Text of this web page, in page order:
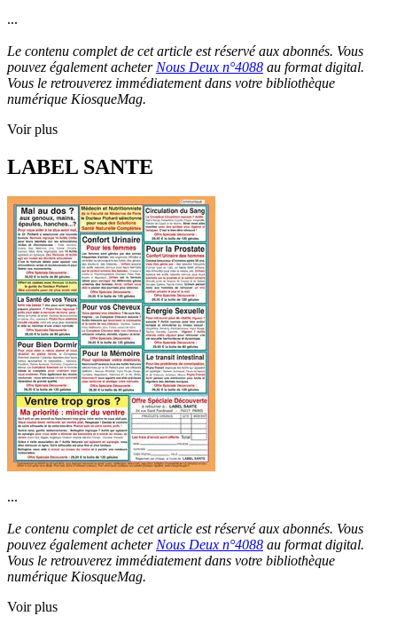
...
Le contenu complet de cet article est réservé aux abonnés. Vous
pouvez également acheter Nous Deux n°4088 au format digital.
Vous le retrouverez immédiatement dans votre bibliothèque
numérique KiosqueMag.
Voir plus
LABEL SANTE
...
Le contenu complet de cet article est réservé aux abonnés. Vous
pouvez également acheterNous Deux n°4088 au format digital.
Vous le retrouverez immédiatement dans votre bibliothèque
numérique KiosqueMag.
Voir plus